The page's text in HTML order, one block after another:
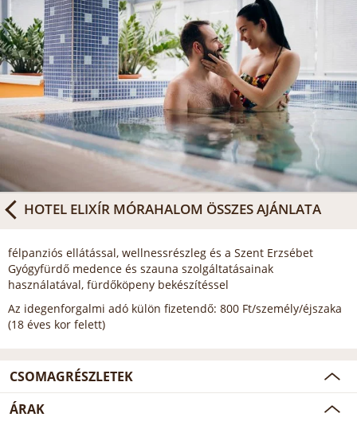
HOTEL ELIXÍR MÓRAHALOM ÖSSZES AJÁNLATA
félpanziós ellátással, wellnessrészleg és a Szent Erzsébet
Gyógyfürdő medence és szauna szolgáltatásainak
használatával, fürdőköpeny bekészítéssel
Az idegenforgalmi adó külön fizetendő: 800 Ft/személy/éjszaka
(18 éves kor felett)
CSOMAGRÉSZLETEK
ÁRAK